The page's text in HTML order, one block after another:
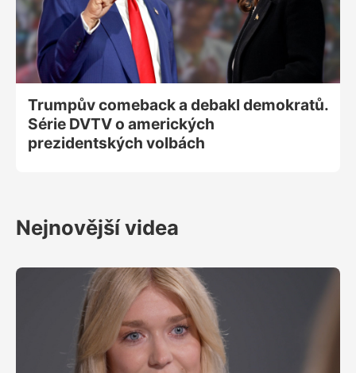
Trumpův comeback a debakl demokratů.
Série DVTV o amerických
prezidentských volbách
Nejnovější videa